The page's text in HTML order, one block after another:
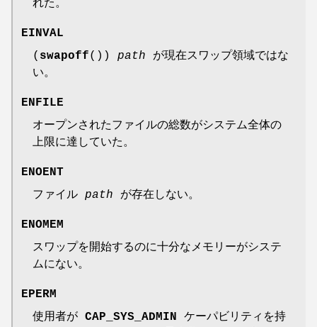
れた。
EINVAL
( swapoff()) path が現在スワップ領域ではな
い。
ENFILE
オープンされたファイルの総数がシステム全体の
上限に達していた。
ENOENT
ファイル path が存在しない。
ENOMEM
スワップを開始するのに十分なメモリーがシステ
ムにない。
EPERM
使用者が CAP_SYS_ADMIN ケーパビリティを持